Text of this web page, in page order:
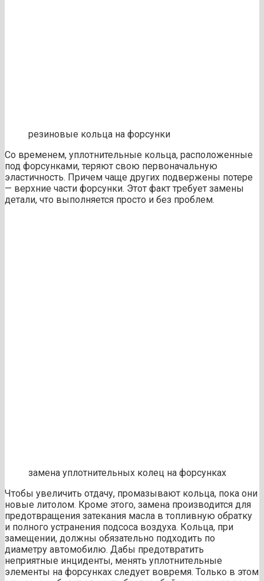
резиновые кольца на форсунки
Со временем, уплотнительные кольца, расположенные
под форсунками, теряют свою первоначальную
эластичность. Причем чаще других подвержены потере
— верхние части форсунки. Этот факт требует замены
детали, что выполняется просто и без проблем.
замена уплотнительных колец на форсунках
Чтобы увеличить отдачу, промазывают кольца, пока они
новые литолом. Кроме этого, замена производится для
предотвращения затекания масла в топливную обратку
и полного устранения подсоса воздуха. Кольца, при
замещении, должны обязательно подходить по
диаметру автомобилю. Дабы предотвратить
неприятные инциденты, менять уплотнительные
элементы на форсунках следует вовремя. Только в этом